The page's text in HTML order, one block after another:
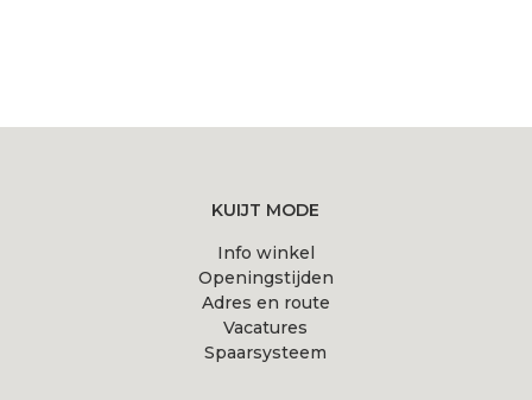
KUIJT MODE
Info winkel
Openingstijden
Adres en route
Vacatures
Spaarsysteem